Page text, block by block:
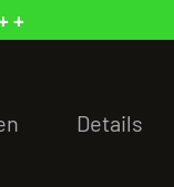
+
Details